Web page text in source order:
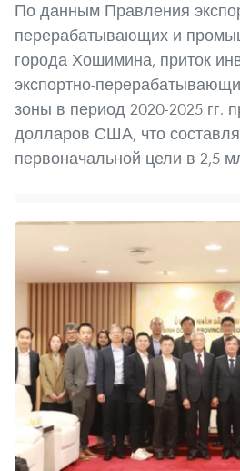
По данным Правления
перерабатывающих и
города Хошимина, приток
экспортно-
зоны в период 2020-2025 гг.
долларов США, что
первоначальной цели в 2,5